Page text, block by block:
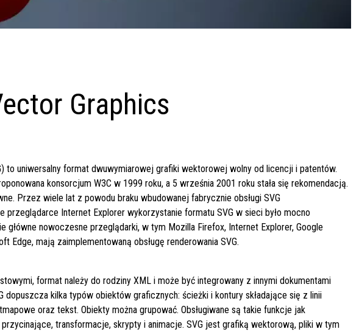
Graphics
to uniwersalny format dwuwymiarowej grafiki wektorowej wolny od licencji i patentów.
konsorcjum W3C w 1999 roku, a 5 września 2001 roku stała się rekomendacją.
Przez wiele lat z powodu braku wbudowanej fabrycznie obsługi SVG
przeglądarce Internet Explorer wykorzystanie formatu SVG w sieci było mocno
główne nowoczesne przeglądarki, w tym Mozilla Firefox, Internet Explorer, Google
Edge, mają zaimplementowaną obsługę renderowania SVG.
format należy do rodziny XML i może być integrowany z innymi dokumentami
dopuszcza kilka typów obiektów graficznych: ścieżki i kontury składające się z linii
oraz tekst. Obiekty można grupować. Obsługiwane są takie funkcje jak
transformacje, skrypty i animacje. SVG jest grafiką wektorową, pliki w tym